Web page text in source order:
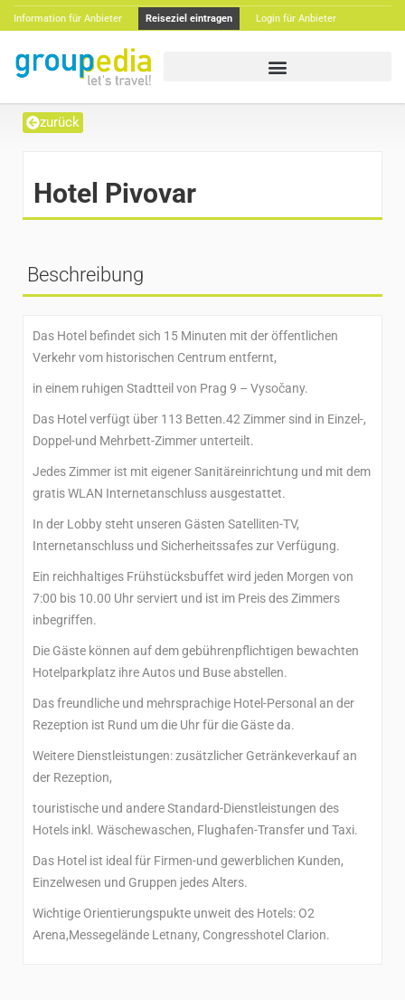
Information für Anbieter Reiseziel eintragen Login für Anbieter
zurück
Hotel Pivovar
Beschreibung
Das Hotel befindet sich 15 Minuten mit der öffentlichen
Verkehr vom historischen Centrum entfernt,
in einem ruhigen Stadtteil von Prag 9 – Vysočany.
Das Hotel verfügt über 113 Betten.42 Zimmer sind in Einzel-,
Doppel-und Mehrbett-Zimmer unterteilt.
Jedes Zimmer ist mit eigener Sanitäreinrichtung und mit dem
gratis WLAN Internetanschluss ausgestattet.
In der Lobby steht unseren Gästen Satelliten-TV,
Internetanschluss und Sicherheitssafes zur Verfügung.
Ein reichhaltiges Frühstücksbuffet wird jeden Morgen von
7:00 bis 10.00 Uhr serviert und ist im Preis des Zimmers
inbegriffen.
Die Gäste können auf dem gebührenpflichtigen bewachten
Hotelparkplatz ihre Autos und Buse abstellen.
Das freundliche und mehrsprachige Hotel-Personal an der
Rezeption ist Rund um die Uhr für die Gäste da.
Weitere Dienstleistungen: zusätzlicher Getränkeverkauf an
der Rezeption,
touristische und andere Standard-Dienstleistungen des
Hotels inkl. Wäschewaschen, Flughafen-Transfer und Taxi.
Das Hotel ist ideal für Firmen-und gewerblichen Kunden,
Einzelwesen und Gruppen jedes Alters.
Wichtige Orientierungspukte unweit des Hotels: O2
Arena,Messegelände Letnany, Congresshotel Clarion.